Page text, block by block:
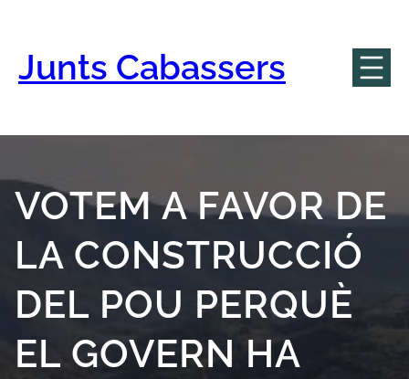
contingut
Junts Cabassers
VOTEM A FAVOR DE
LA CONSTRUCCIÓ
DEL POU PERQUÈ
EL GOVERN HA